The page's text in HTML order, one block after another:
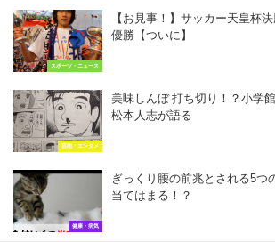
スポーツ・ニュース
【お見事！】サッカー天皇杯
優勝【ついに】
芸能・エンタメ
美味しんぼ 打ち切り！？小学
松本人志が語る
健康・病気
ぎっくり腰の前兆とされる5つ
当てはまる！？